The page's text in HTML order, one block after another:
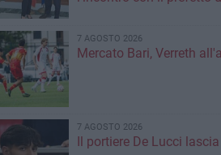
7 AGOSTO 2026
Mercato Bari, Verreth
7 AGOSTO 2026
Il portiere De Lucci